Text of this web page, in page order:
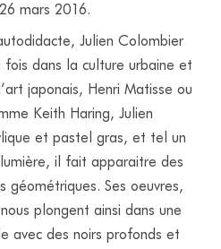
mars 2016.
Julien Colombier
fois dans la culture urbaine et
japonais, Henri Matisse ou
Keith Haring, Julien
et pastel gras, et tel un
il fait apparaitre des
géométriques. Ses oeuvres,
plongent ainsi dans une
avec des noirs profonds et